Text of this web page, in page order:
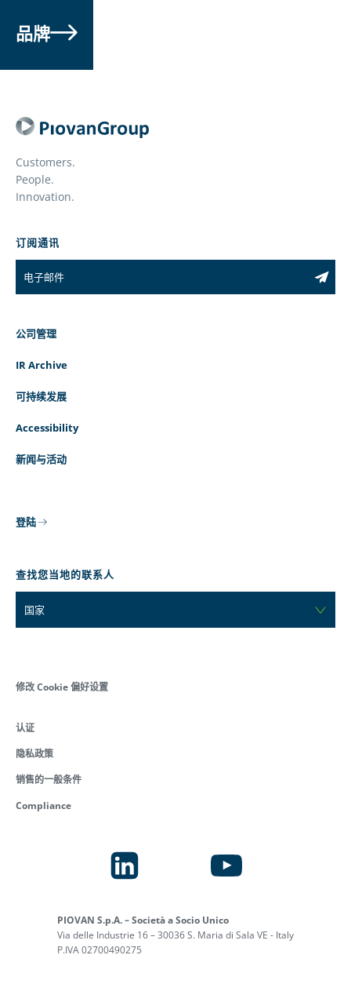
品牌
Customers.
People.
Innovation.
订阅通讯
公司管理
IR Archive
可持续发展
Accessibility
新闻与活动
登陆
查找您当地的联系人
国家
PIOVAN S.p.A. – Società a Socio Unico
Via delle Industrie 16 – 30036 S. Maria di Sala VE - Italy
P.IVA 02700490275
修改 Cookie 偏好设置
认证
隐私政策
销售的一般条件
Compliance